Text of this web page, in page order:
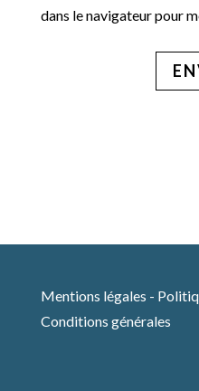
dans le navigateur pour
Mentions légales -
Conditions générales